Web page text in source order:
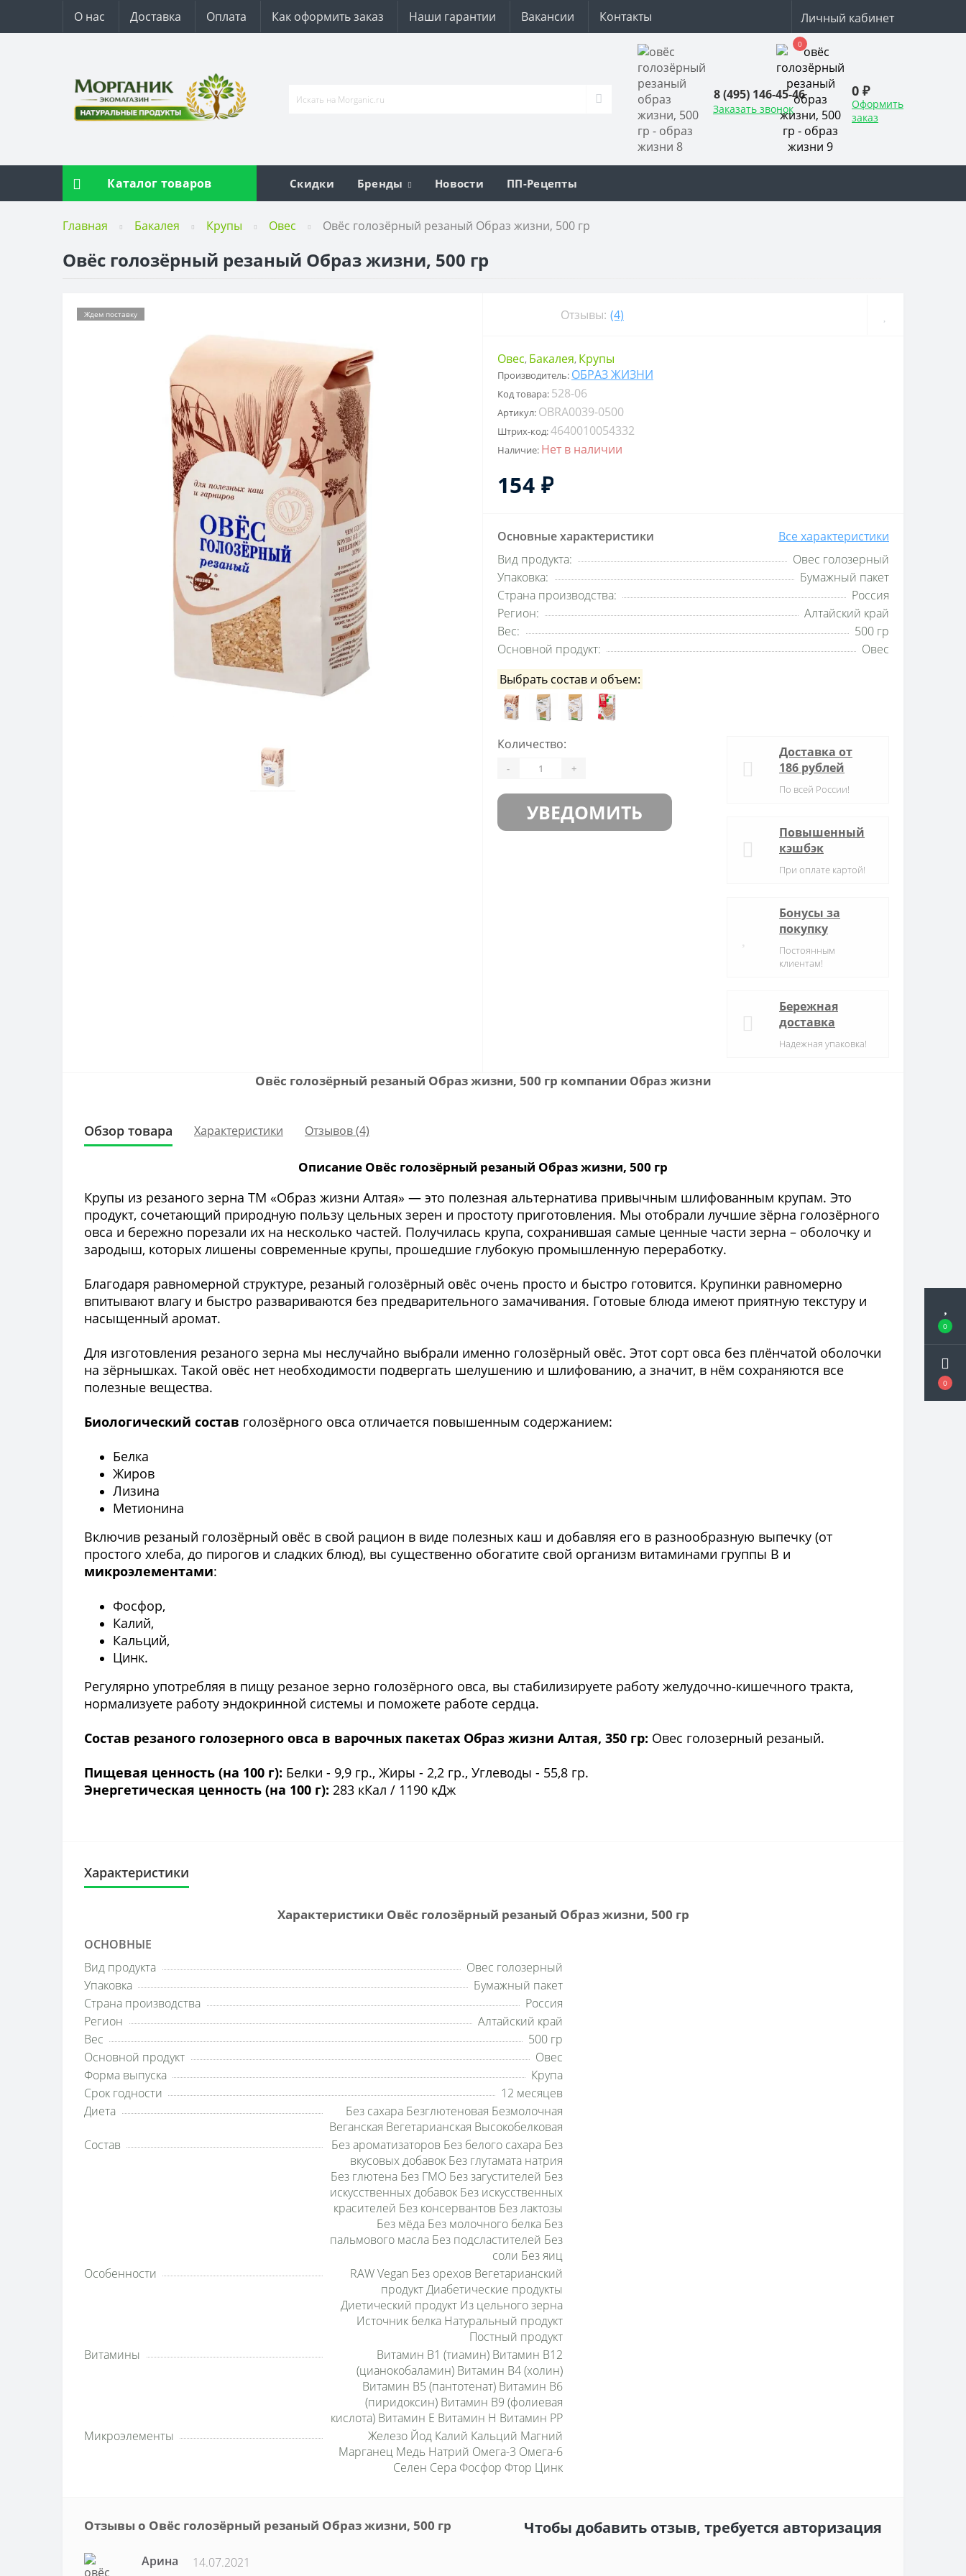
0
0
О нас Доставка Оплата Как оформить заказ Наши гарантии Вакансии Контакты Личный кабинет
8 (495) 146-45-46
Заказать звонок
0
0 ₽
Оформить
заказ
Каталог товаров Скидки Бренды Новости ПП-Рецепты
Главная Бакалея Крупы Овес Овёс голозёрный резаный Образ жизни, 500 гр
Овёс голозёрный резаный Образ жизни, 500 гр
Ждем поставку Отзывы: (4)
Овес, Бакалея, Крупы
Производитель: ОБРАЗ ЖИЗНИ
Код товара: 528-06
Артикул: OBRA0039-0500
Штрих-код:4640010054332
Наличие: Нет в наличии
154 ₽
Основные характеристики
Все характеристики
Вид продукта:
Овес голозерный
Упаковка:
Бумажный пакет
Страна производства:
Россия
Регион:
Алтайский край
Вес:
500 гр
Основной продукт:
Овес
Выбрать состав и объем:
Количество:
- +
УВЕДОМИТЬ
Доставка от
186 рублей
По всей России!
Повышенный
кэшбэк
При оплате картой!
Бонусы за
покупку
Постоянным
клиентам!
Бережная
доставка
Надежная упаковка!
Овёс голозёрный резаный Образ жизни, 500 гр компании Образ жизни
Обзор товара Характеристики Отзывов (4)
Описание Овёс голозёрный резаный Образ жизни, 500 гр
Крупы из резаного зерна ТМ «Образ жизни Алтая» — это полезная альтернатива привычным шлифованным крупам. Это
продукт, сочетающий природную пользу цельных зерен и простоту приготовления. Мы отобрали лучшие зёрна голозёрного
овса и бережно порезали их на несколько частей. Получилась крупа, сохранившая самые ценные части зерна – оболочку и
зародыш, которых лишены современные крупы, прошедшие глубокую промышленную переработку.
Благодаря равномерной структуре, резаный голозёрный овёс очень просто и быстро готовится. Крупинки равномерно
впитывают влагу и быстро развариваются без предварительного замачивания. Готовые блюда имеют приятную текстуру и
насыщенный аромат.
Для изготовления резаного зерна мы неслучайно выбрали именно голозёрный овёс. Этот сорт овса без плёнчатой оболочки
на зёрнышках. Такой овёс нет необходимости подвергать шелушению и шлифованию, а значит, в нём сохраняются все
полезные вещества.
Биологический состав голозёрного овса отличается повышенным содержанием:
Белка
Жиров
Лизина
Метионина
Включив резаный голозёрный овёс в свой рацион в виде полезных каш и добавляя его в разнообразную выпечку (от
простого хлеба, до пирогов и сладких блюд), вы существенно обогатите свой организм витаминами группы B и
микроэлементами:
Фосфор,
Калий,
Кальций,
Цинк.
Регулярно употребляя в пищу резаное зерно голозёрного овса, вы стабилизируете работу желудочно-кишечного тракта,
нормализуете работу эндокринной системы и поможете работе сердца.
Состав резаного голозерного овса в варочных пакетах Образ жизни Алтая, 350 гр: Овес голозерный резаный.
Пищевая ценность (на 100 г): Белки - 9,9 гр., Жиры - 2,2 гр., Углеводы - 55,8 гр.
Энергетическая ценность (на 100 г): 283 кКал / 1190 кДж
Характеристики
Характеристики Овёс голозёрный резаный Образ жизни, 500 гр
ОСНОВНЫЕ
Вид продукта
Овес голозерный
Упаковка
Бумажный пакет
Страна производства
Россия
Регион
Алтайский край
Вес
500 гр
Основной продукт
Овес
Форма выпуска
Крупа
Срок годности
12 месяцев
Диета
Без сахара Безглютеновая Безмолочная
Веганская Вегетарианская Высокобелковая
Состав
Без ароматизаторов Без белого сахара Без
вкусовых добавок Без глутамата натрия
Без глютена Без ГМО Без загустителей Без
искусственных добавок Без искусственных
красителей Без консервантов Без лактозы
Без мёда Без молочного белка Без
пальмового масла Без подсластителей Без
соли Без яиц
Особенности
RAW Vegan Без орехов Вегетарианский
продукт Диабетические продукты
Диетический продукт Из цельного зерна
Источник белка Натуральный продукт
Постный продукт
Витамины
Витамин B1 (тиамин) Витамин B12
(цианокобаламин) Витамин B4 (холин)
Витамин B5 (пантотенат) Витамин B6
(пиридоксин) Витамин B9 (фолиевая
кислота) Витамин E Витамин H Витамин PP
Микроэлементы
Железо Йод Калий Кальций Магний
Марганец Медь Натрий Омега-3 Омега-6
Селен Сера Фосфор Фтор Цинк
Отзывы о Овёс голозёрный резаный Образ жизни, 500 гр Чтобы добавить отзыв, требуется авторизация
Арина 14.07.2021